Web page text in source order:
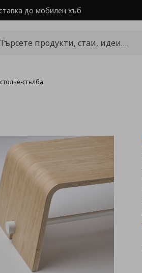
до мобилен хъб
столче-стълба